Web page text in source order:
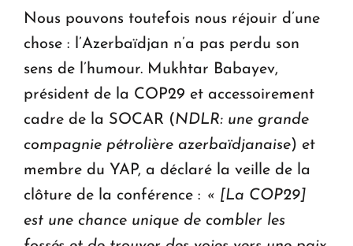
Nous pouvons toutefois nous réjouir d’une
chose : l’Azerbaïdjan n’a pas perdu son
sens de l’humour. Mukhtar Babayev,
président de la COP29 et accessoirement
cadre de la SOCAR (NDLR: une grande
compagnie pétrolière azerbaïdjanaise) et
membre du YAP, a déclaré la veille de la
clôture de la conférence : « [La COP29]
est une chance unique de combler les